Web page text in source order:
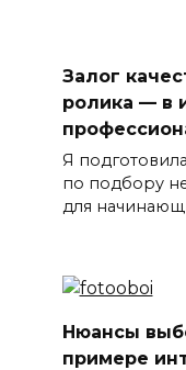
Залог
ролика — в
Я
по подбору
для
Нюансы
примере